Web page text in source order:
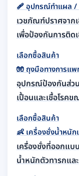
🩹อุปกรณ์ทำแผล /
เวชภัณฑ์ปราศจาก
เพื่อป้องกันการติด
เลือกซื้อสินค้า
🧤ถุงมือทางการแ
อุปกรณ์ป้องกันส่ว
เปื้อนและเชื้อโรค
เลือกซื้อสินค้า
👶เครื่องชั่งน้ำหนัก
เครื่องชั่งที่ออกแบ
น้ำหนักตัวทารกแล